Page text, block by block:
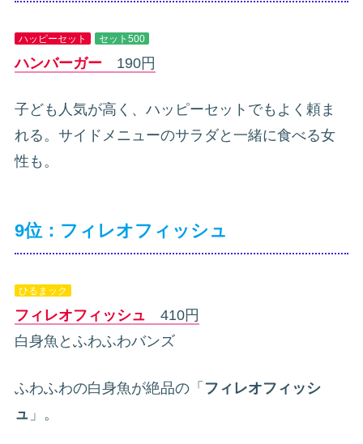
ハッピーセット セット500
ハンバーガー 190円
子ども人気が高く、ハッピーセットでもよく頼ま
れる。サイドメニューのサラダと一緒に食べる女
性も。
9位：フィレオフィッシュ
ひるまック
フィレオフィッシュ 410円
白身魚とふわふわバンズ
ふわふわの白身魚が絶品の「 フィレオフィッシ
ュ 」。